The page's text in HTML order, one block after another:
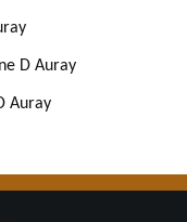
D Auray
Auray